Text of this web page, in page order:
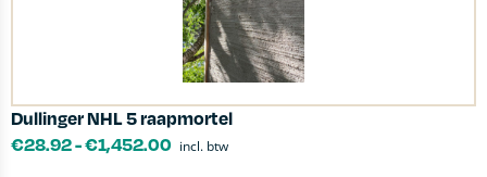
Dullinger NHL 5 raapmortel
€28.92-€1,452.00 incl. btw